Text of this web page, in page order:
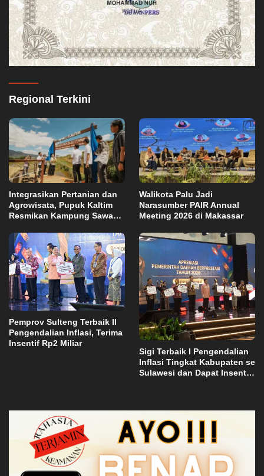
Regional Terkini
Integrasikan Pertanian dan
Agrowisata, Pupuk Kaltim
Resmikan Kampung Sawah
Walikota Palu Jadi
Narasumber PAIR Annual
Meeting 2026 di Makassar
Pemprov Sulteng Terbaik II
Pengendalian Inflasi, Terima
Insentif Rp2 Miliar
Sigi Terbaik I Pengendalian
Inflasi Tingkat Kabupaten se
Sulawesi dan Dapat Insentif